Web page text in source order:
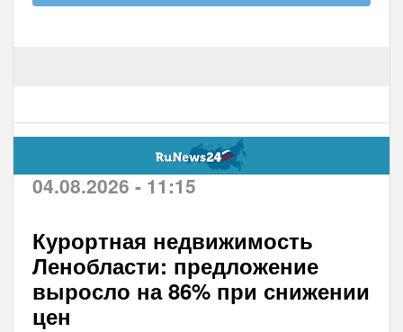
04.08.2026 - 11:15
Курортная недвижимость
Ленобласти: предложение
выросло на 86% при снижении
цен